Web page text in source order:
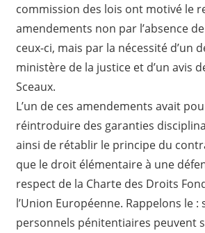
commission des lois ont motivé le
amendements non par l’absence
ceux-ci, mais par la nécessité d’un
ministère de la justice et d’un avis
Sceaux.
L’un de ces amendements avait
réintroduire des garanties
ainsi de rétablir le principe du
que le droit élémentaire à une
respect de la Charte des Droits
l’Union Européenne. Rappelons le :
personnels pénitentiaires peuvent